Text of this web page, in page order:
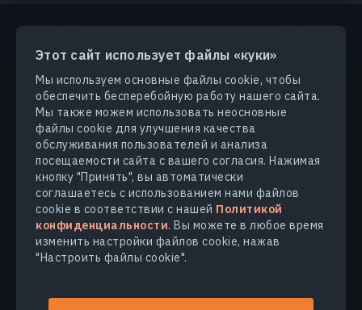
Этот сайт использует файлы «куки»
Мы используем основные файлы cookie, чтобы
обеспечить бесперебойную работу нашего сайта.
Мы также можем использовать неосновные
файлы cookie для улучшения качества
обслуживания пользователей и анализа
посещаемости сайта с вашего согласия. Нажимая
кнопку "Принять", вы автоматически
соглашаетесь с использованием нами файлов
cookie в соответствии с нашей Политикой
конфиденциальности. Вы можете в любое время
изменить настройки файлов cookie, нажав
"Настроить файлы cookie".
ПРОДУКТЫ И РЕШЕНИЯ
ОТРАСЛИ
КОМПАНИЯ
УЗНАТЬ БОЛЬШЕ
© 2026 EOS Data Analytics,Inc.